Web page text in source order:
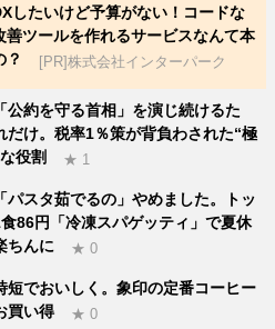
したいけど予算がない！コードな
善ツールを作れるサービスなんて本
？
[PR]株式会社インターパーク
公約を守る首相」を演じ続けるた
だけ。税率1％策が背負わされた“極
役割
★ 1
パスタ茹でるの」やめました。トッ
86円「冷凍スパゲッティ」で夏休
ちんに
★ 0
短でおいしく。象印の定番コーヒー
買い得
★ 0